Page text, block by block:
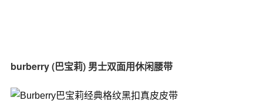
burberry (巴宝莉) 男士双面用休闲腰带